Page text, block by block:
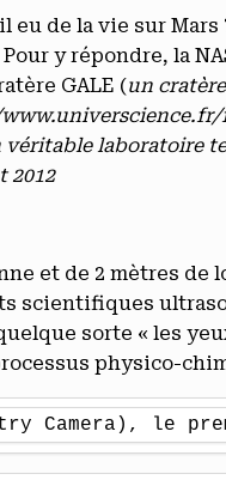
eu de la vie sur
y répondre, la
GALE (un
véritable laboratoire
2012
et de 2 mètres
scientifiques
sorte « les
physico-